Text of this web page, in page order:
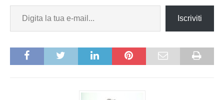
Iscriviti